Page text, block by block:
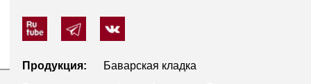
Продукция:
Баварская кладка